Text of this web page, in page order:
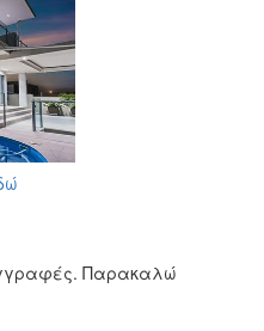
Παρακαλώ